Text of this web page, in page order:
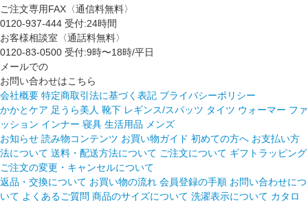
ご注文専用FAX〈通信料無料〉
0120-937-444 受付:24時間
お客様相談室〈通話料無料〉
0120-83-0500 受付:9時〜18時/平日
メールでの
お問い合わせはこちら
会社概要 特定商取引法に基づく表記 プライバシーポリシー
かかとケア 足うら美人 靴下 レギンス/スパッツ タイツ ウォーマー ファ
ッション インナー 寝具 生活用品 メンズ
お知らせ 読み物コンテンツ お買い物ガイド 初めての方へ お支払い方
法について 送料・配送方法について ご注文について ギフトラッピング
ご注文の変更・キャンセルについて
返品・交換について お買い物の流れ 会員登録の手順 お問い合わせにつ
いて よくあるご質問 商品のサイズについて 洗濯表示について カタロ